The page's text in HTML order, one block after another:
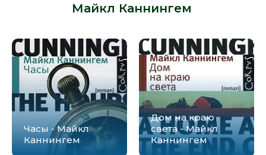
Майкл Каннингем
Часы - Майкл
Каннингем
Дом на краю
света - Майкл
Каннингем